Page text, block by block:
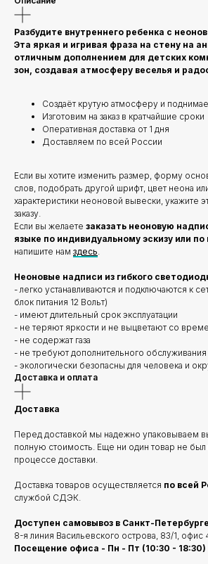
Разбудите внутреннего ребенка с
Эта яркая и игривая фраза на стену на
отличным дополнением для детских
зон, создавая атмосферу веселья и
Создаёт крутую атмосферу и
Изготовим на заказ в кратчайшие сроки
Оперативная доставка от 1 дня
Доставляем по всей России
Если вы хотите изменить размер, форму
слов, подобрать другой шрифт, цвет неона
характеристики неоновой вывески, укажите
заказу.
Если вы желаете заказать неоновую
языке по индивидуальному эскизу или
напишите нам здесь.
Неоновые надписи из гибкого
- легко устанавливаются и подключаются к
блок питания 12 Вольт)
- имеют длительный срок эксплуатации
- не теряют яркости и не выцветают со
- не содержат газа
- не требуют дополнительного обслуживания
- экологически безопасны для человека и
Доставка и оплата
Доставка
Перед доставкой мы надежно упаковываем
полную стоимость. Еще ни один товар не
процессе доставки.
Доставка товаров осуществляется по всей
службой СДЭК.
Доступен самовывоз в Санкт-Петербурге
8-я линия Васильевского острова, 83/1, офис
Посещение офиса - Пн - Пт (10:30 - 18:30)